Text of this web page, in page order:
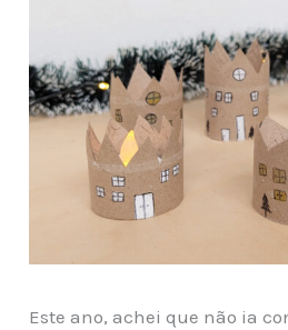
Este ano, achei que não ia